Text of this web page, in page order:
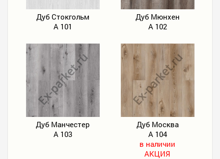
Дуб Стокгольм
А 101
Дуб Мюнхен
А 102
Дуб Манчестер
А 103
Дуб Москва
А 104
в наличии
АКЦИЯ